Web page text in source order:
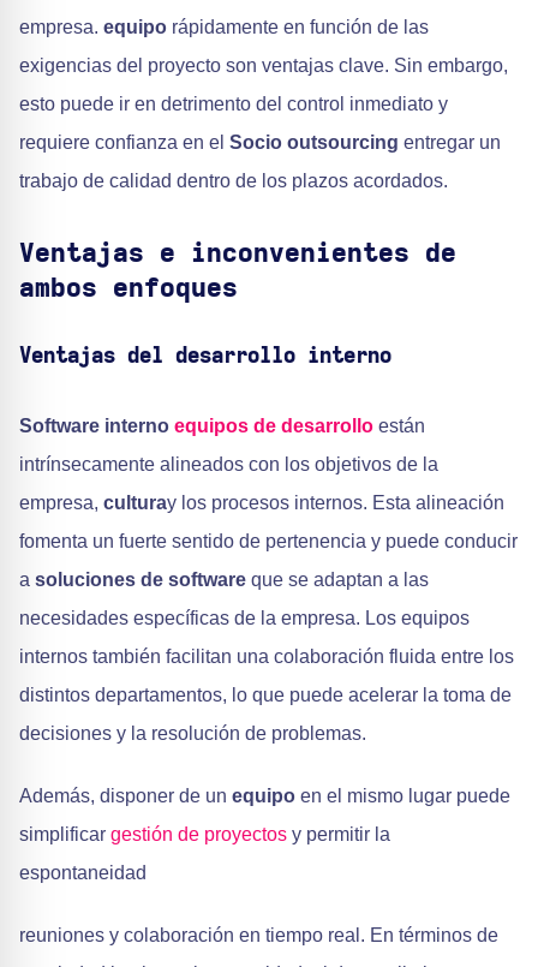
empresa. equipo rápidamente en función de las
exigencias del proyecto son ventajas clave. Sin embargo,
esto puede ir en detrimento del control inmediato y
requiere confianza en el Socio outsourcing entregar un
trabajo de calidad dentro de los plazos acordados.
Ventajas e inconvenientes de
ambos enfoques
Ventajas del desarrollo interno
Software interno equipos de desarrollo están
intrínsecamente alineados con los objetivos de la
empresa, culturay los procesos internos. Esta alineación
fomenta un fuerte sentido de pertenencia y puede conducir
a soluciones de software que se adaptan a las
necesidades específicas de la empresa. Los equipos
internos también facilitan una colaboración fluida entre los
distintos departamentos, lo que puede acelerar la toma de
decisiones y la resolución de problemas.
Además, disponer de un equipo en el mismo lugar puede
simplificar gestión de proyectos y permitir la
espontaneidad
reuniones y colaboración en tiempo real. En términos de